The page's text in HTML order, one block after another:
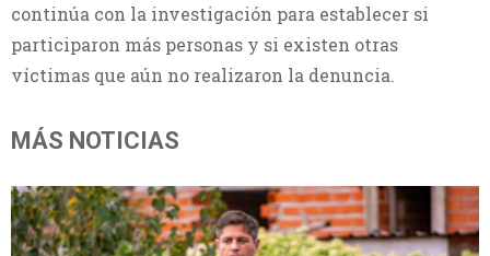
continúa con la investigación para establecer si
participaron más personas y si existen otras
víctimas que aún no realizaron la denuncia.
MÁS NOTICIAS